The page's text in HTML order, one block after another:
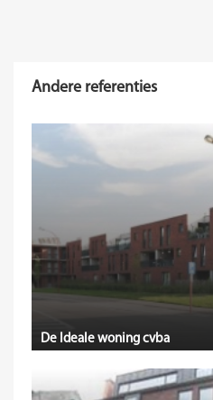
Andere referenties
De Ideale woning cvba